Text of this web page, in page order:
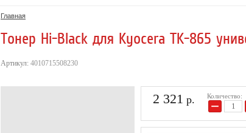
M134, 2,3K
Главная
Тонер Hi-Black для Kyocera TK-865
Артикул: 4010715508230
2 321 р. Количество:
−